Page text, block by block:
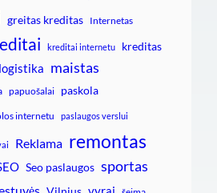
greitas kreditas Internetas
kreditai internetu
kreditas
logistika maistas
papuošalai paskola
internetu paslaugos verslui
Reklama remontas
Seo paslaugos sportas